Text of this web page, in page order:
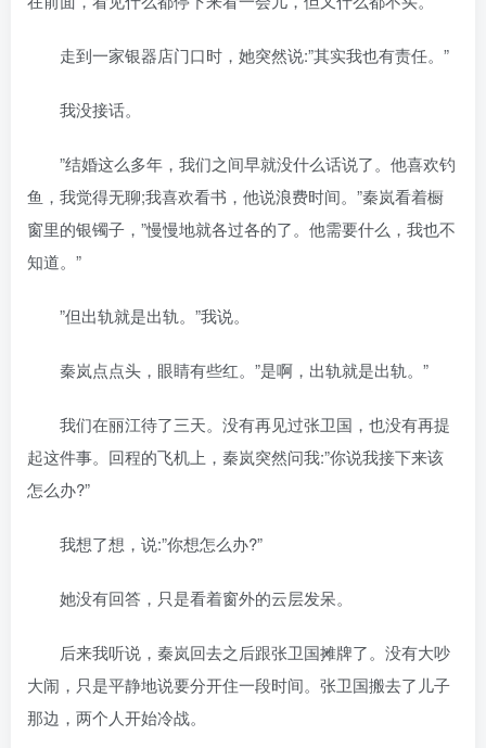
走到一家银器店门口时，她突然说:”其实我也有责任。”
我没接话。
”结婚这么多年，我们之间早就没什么话说了。他喜欢钓
鱼，我觉得无聊;我喜欢看书，他说浪费时间。”秦岚看着橱
窗里的银镯子，”慢慢地就各过各的了。他需要什么，我也不
知道。”
”但出轨就是出轨。”我说。
秦岚点点头，眼睛有些红。”是啊，出轨就是出轨。”
我们在丽江待了三天。没有再见过张卫国，也没有再提
起这件事。回程的飞机上，秦岚突然问我:”你说我接下来该
怎么办?”
我想了想，说:”你想怎么办?”
她没有回答，只是看着窗外的云层发呆。
后来我听说，秦岚回去之后跟张卫国摊牌了。没有大吵
大闹，只是平静地说要分开住一段时间。张卫国搬去了儿子
那边，两个人开始冷战。